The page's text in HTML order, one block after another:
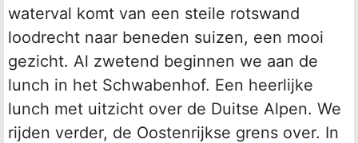
waterval komt van een steile rotswand
loodrecht naar beneden suizen, een mooi
gezicht. Al zwetend beginnen we aan de
lunch in het Schwabenhof. Een heerlijke
lunch met uitzicht over de Duitse Alpen. We
rijden verder, de Oostenrijkse grens over. In